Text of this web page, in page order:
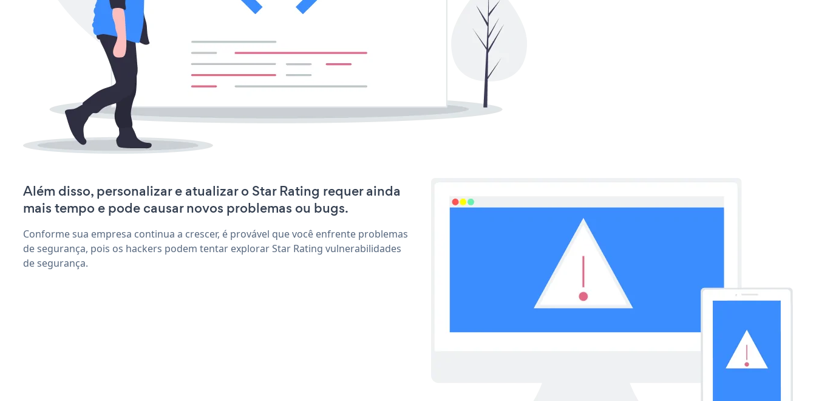
Além disso, personalizar e atualizar o Star Rating requer ainda
mais tempo e pode causar novos problemas ou bugs.
Conforme sua empresa continua a crescer, é provável que você enfrente problemas
de segurança, pois os hackers podem tentar explorar Star Rating vulnerabilidades
de segurança.